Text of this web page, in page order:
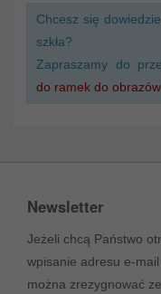
Chcesz się
szkła?
Zapraszamy do
do ramek do obrazów
Newsletter
Jeżeli chcą Państwo
wpisanie adresu e-
można zrezygnować